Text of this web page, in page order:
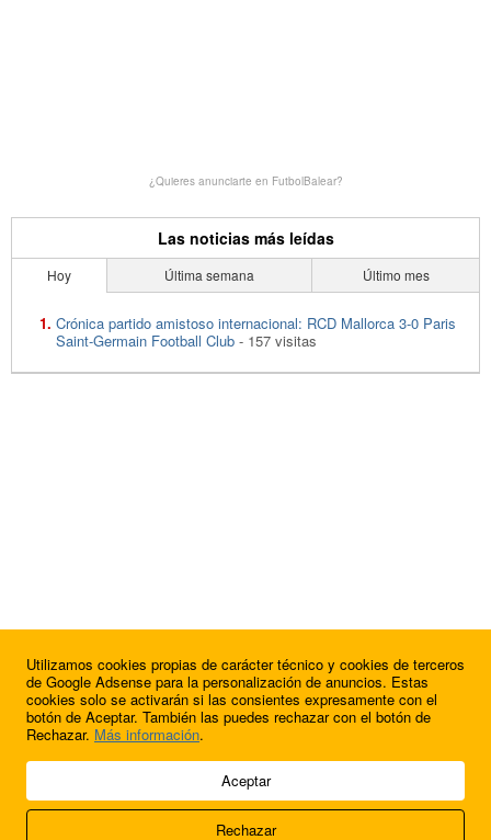
¿Quieres anunciarte en FutbolBalear?
Las noticias más leídas
Hoy Última semana Último mes
Crónica partido amistoso internacional: RCD Mallorca 3-0 Paris
Saint-Germain Football Club - 157 visitas
© 2009 - 2026 Soluciones Corporativas IP, SL.
Acerca de nosotros
Utilizamos cookies propias de carácter técnico y cookies de terceros
de Google Adsense para la personalización de anuncios. Estas
cookies solo se activarán si las consientes expresamente con el
botón de Aceptar. También las puedes rechazar con el botón de
Rechazar. Más información.
Aceptar
Rechazar